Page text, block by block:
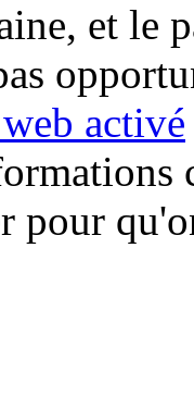
et le
activé
pour